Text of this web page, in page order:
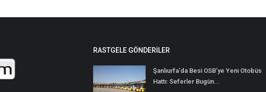
RASTGELE GÖNDERILER
Şanlıurfa’da Besi OSB’ye Yeni Otobüs
Hattı: Seferler Bugün...